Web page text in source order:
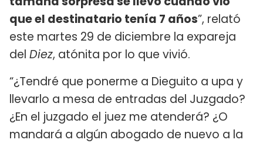
que el destinatario tenía 7 años”, relató
este martes 29 de diciembre la expareja
del Diez, atónita por lo que vivió.
“¿Tendré que ponerme a Dieguito a upa y
llevarlo a mesa de entradas del Juzgado?
¿En el juzgado el juez me atenderá? ¿O
mandará a algún abogado de nuevo a la